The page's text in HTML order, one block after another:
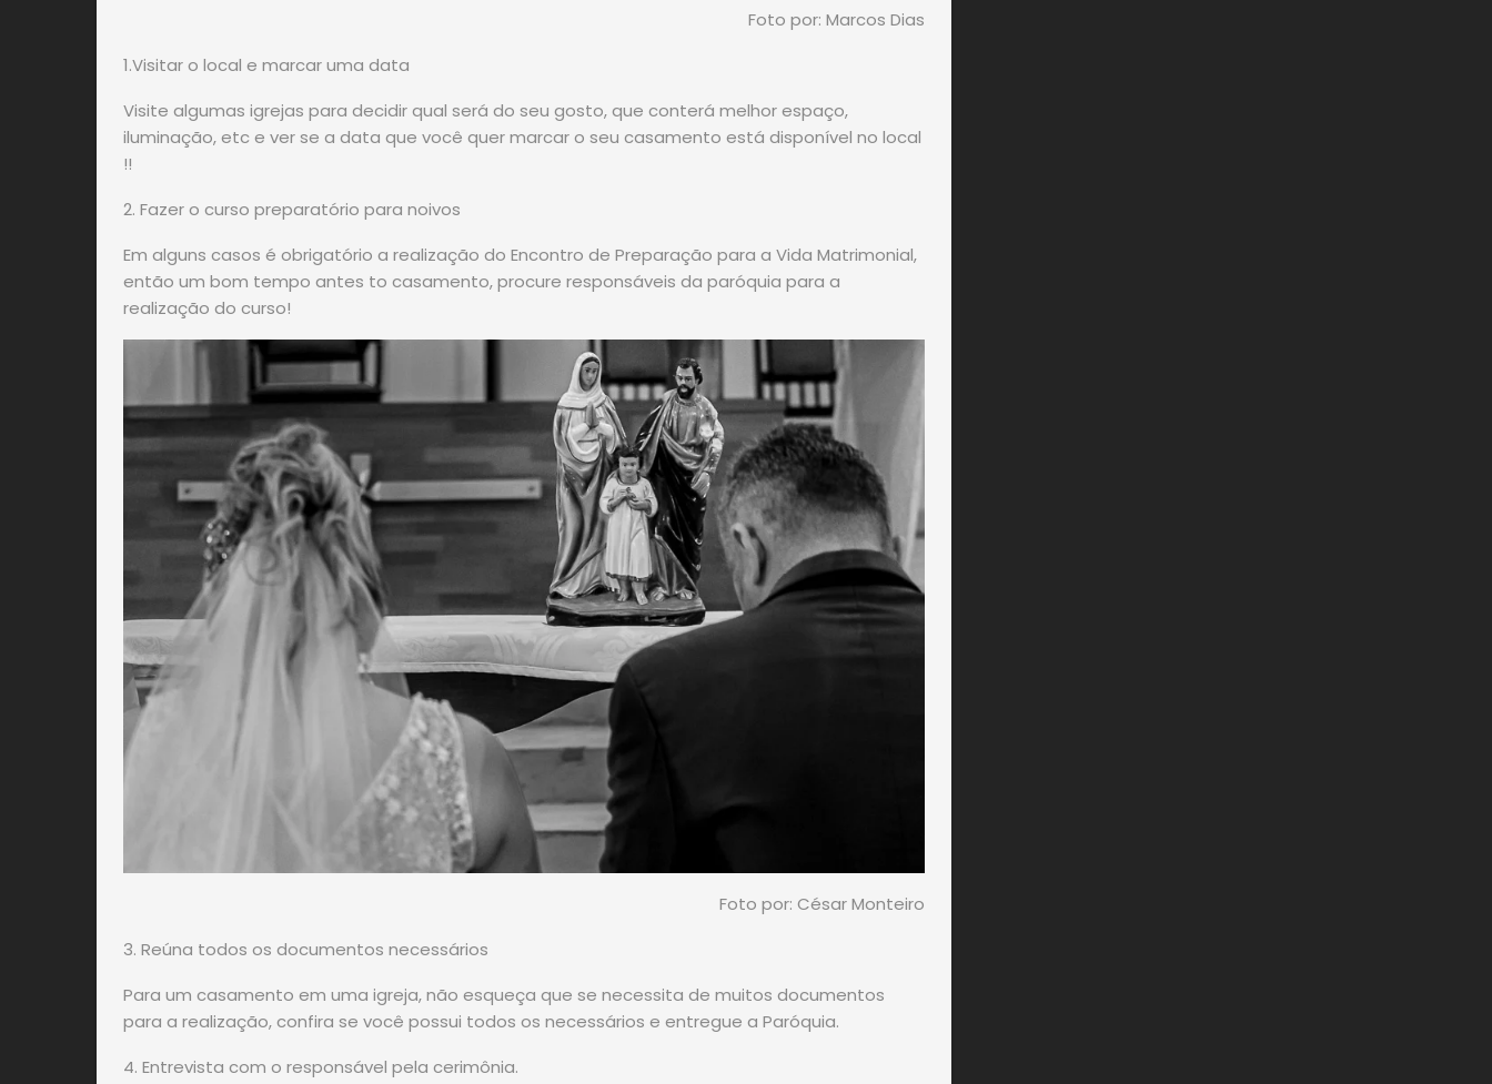
Foto por: Marcos Dias
1.Visitar o local e marcar uma data
Visite algumas igrejas para decidir qual será do seu gosto, que conterá melhor espaço,
iluminação, etc e ver se a data que você quer marcar o seu casamento está disponível no local
!!
2. Fazer o curso preparatório para noivos
Em alguns casos é obrigatório a realização do Encontro de Preparação para a Vida Matrimonial,
então um bom tempo antes to casamento, procure responsáveis da paróquia para a
realização do curso!
Foto por: César Monteiro
3. Reúna todos os documentos necessários
Para um casamento em uma igreja, não esqueça que se necessita de muitos documentos
para a realização, confira se você possui todos os necessários e entregue a Paróquia.
4. Entrevista com o responsável pela cerimônia.